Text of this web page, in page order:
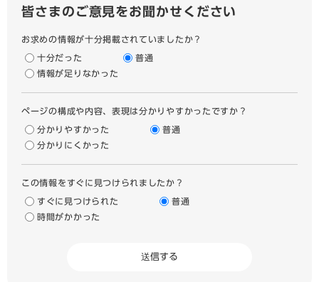
皆さまのご意見をお聞かせください
お求めの情報が十分掲載されていましたか？
十分だった
普通
情報が足りなかった
ページの構成や内容、表現は分かりやすかったですか？
分かりやすかった
普通
分かりにくかった
この情報をすぐに見つけられましたか？
すぐに見つけられた
普通
時間がかかった